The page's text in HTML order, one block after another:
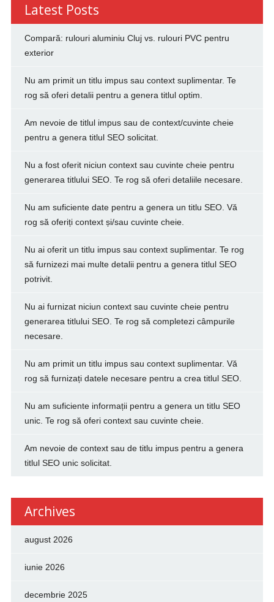
Latest Posts
Compară: rulouri aluminiu Cluj vs. rulouri PVC pentru
exterior
Nu am primit un titlu impus sau context suplimentar. Te
rog să oferi detalii pentru a genera titlul optim.
Am nevoie de titlul impus sau de context/cuvinte cheie
pentru a genera titlul SEO solicitat.
Nu a fost oferit niciun context sau cuvinte cheie pentru
generarea titlului SEO. Te rog să oferi detaliile necesare.
Nu am suficiente date pentru a genera un titlu SEO. Vă
rog să oferiți context și/sau cuvinte cheie.
Nu ai oferit un titlu impus sau context suplimentar. Te rog
să furnizezi mai multe detalii pentru a genera titlul SEO
potrivit.
Nu ai furnizat niciun context sau cuvinte cheie pentru
generarea titlului SEO. Te rog să completezi câmpurile
necesare.
Nu am primit un titlu impus sau context suplimentar. Vă
rog să furnizați datele necesare pentru a crea titlul SEO.
Nu am suficiente informații pentru a genera un titlu SEO
unic. Te rog să oferi context sau cuvinte cheie.
Am nevoie de context sau de titlu impus pentru a genera
titlul SEO unic solicitat.
Archives
august 2026
iunie 2026
decembrie 2025